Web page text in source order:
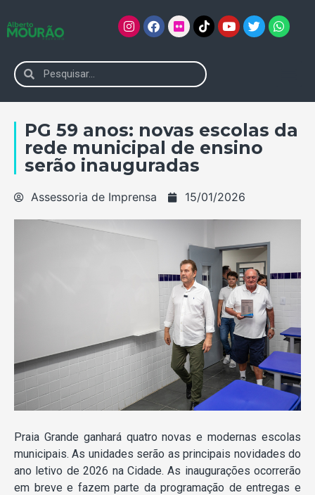
PG 59 anos: novas escolas da
rede municipal de ensino
serão inauguradas
Assessoria de Imprensa 15/01/2026
Praia Grande ganhará quatro novas e modernas escolas
municipais. As unidades serão as principais novidades do
ano letivo de 2026 na Cidade. As inaugurações ocorrerão
em breve e fazem parte da programação de entregas e